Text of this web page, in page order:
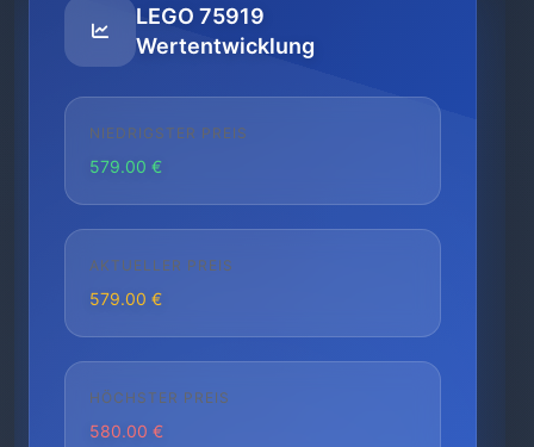
LEGO 75919
Wertentwicklung
NIEDRIGSTER PREIS
579.00 €
AKTUELLER PREIS
579.00 €
HÖCHSTER PREIS
580.00 €